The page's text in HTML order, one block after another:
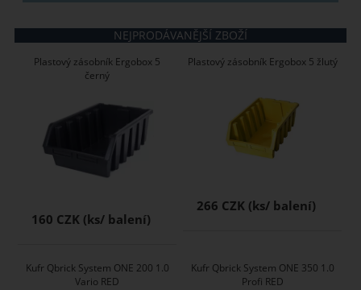
NEJPRODÁVANĚJŠÍ ZBOŽÍ
Plastový zásobník Ergobox 5
černý
160 CZK
Plastový zásobník Ergobox 5 žlutý
266 CZK
Kufr Qbrick System ONE 200 1.0
Vario RED
Kufr Qbrick System ONE 350 1.0
Profi RED